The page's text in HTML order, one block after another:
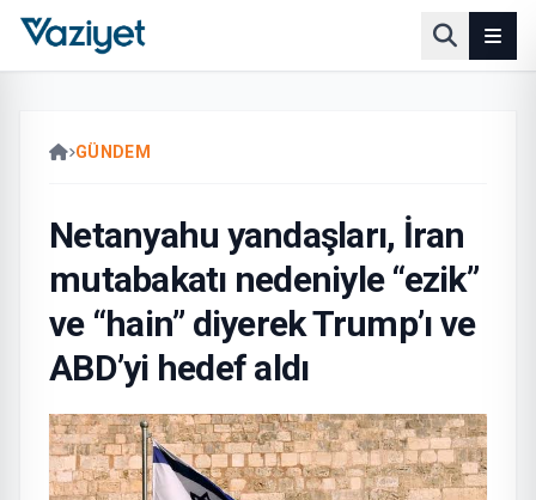
GÜNDEM
Netanyahu yandaşları, İran
mutabakatı nedeniyle “ezik”
ve “hain” diyerek Trump’ı ve
ABD’yi hedef aldı